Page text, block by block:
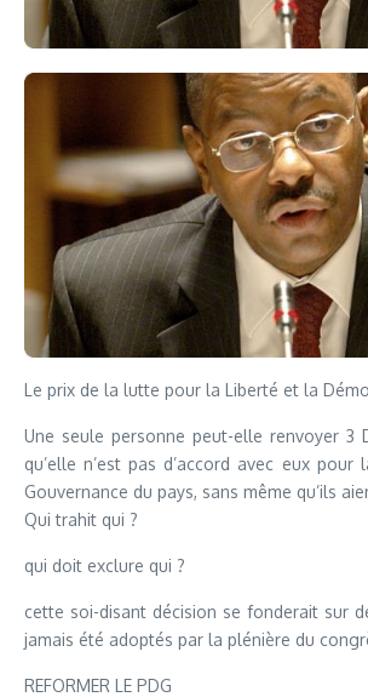
Le prix de la lutte pour la Liberté et la
Une seule personne peut-elle renvoyer 3
qu’elle n’est pas d’accord avec eux
Gouvernance du pays, sans même qu’ils
Qui trahit qui ?
qui doit exclure qui ?
cette soi-disant décision se fonderait sur
jamais été adoptés par la plénière du
REFORMER LE PDG